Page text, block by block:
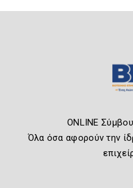
ONLINE
Όλα όσα αφορούν την